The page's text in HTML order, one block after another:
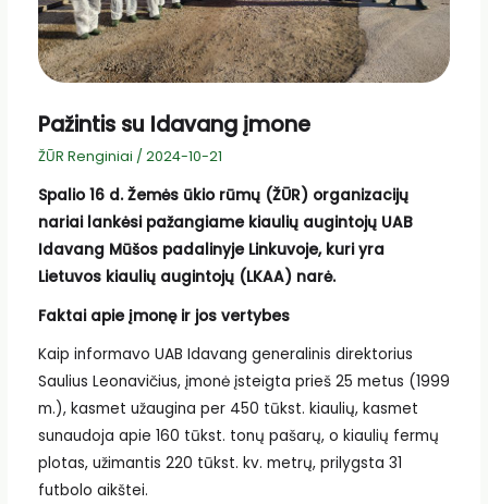
Pažintis su Idavang įmone
ŽŪR Renginiai / 2024-10-21
Spalio 16 d. Žemės ūkio rūmų (ŽŪR) organizacijų
nariai lankėsi pažangiame kiaulių augintojų UAB
Idavang Mūšos padalinyje Linkuvoje, kuri yra
Lietuvos kiaulių augintojų (LKAA) narė.
Faktai apie įmonę ir jos vertybes
Kaip informavo UAB Idavang generalinis direktorius
Saulius Leonavičius, įmonė įsteigta prieš 25 metus (1999
m.), kasmet užaugina per 450 tūkst. kiaulių, kasmet
sunaudoja apie 160 tūkst. tonų pašarų, o kiaulių fermų
plotas, užimantis 220 tūkst. kv. metrų, prilygsta 31
futbolo aikštei.